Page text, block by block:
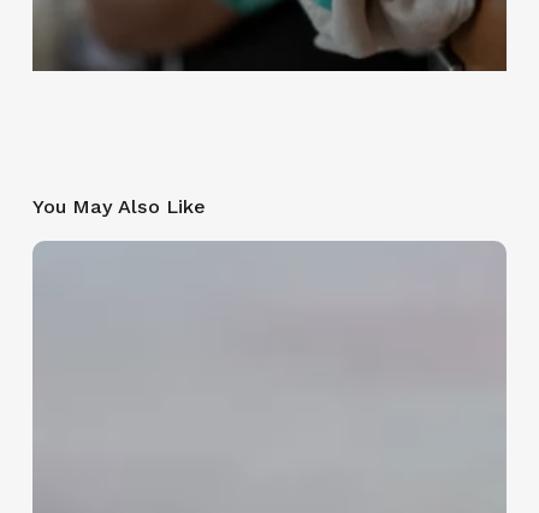
You May Also Like